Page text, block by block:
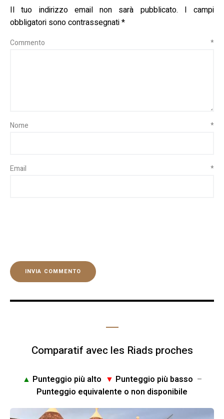
Il tuo indirizzo email non sarà pubblicato.
I campi
obbligatori sono contrassegnati*
Commento *
Nome *
Email *
Comparatif avec les Riads proches
▲ Punteggio più alto ▼ Punteggio più basso –
Punteggio equivalente o non disponibile